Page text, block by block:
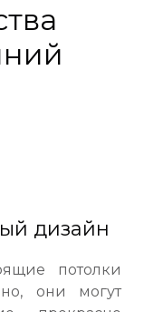
дизайн
потолки
они могут